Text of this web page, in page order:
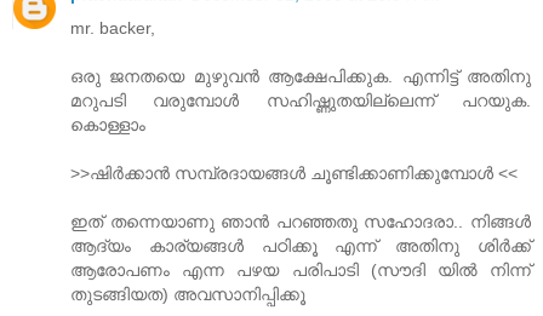
mr. backer,
ഒരു ജനതയെ മുഴുവന്‍ ആക്ഷേപിക്കുക. എന്നിട്ട്‌ അതിനു
മറുപടി വരുമ്പോള്‍ സഹിഷ്ണുതയില്ലെന്ന് പറയുക.
കൊള്ളാം
>>ഷിര്‍ക്കാന്‍ സമ്പ്രദായങ്ങള്‍ ചൂണ്ടിക്കാണിക്കുമ്പോള്‍ <<
ഇത്‌ തന്നെയാണു ഞാന്‍ പറഞ്ഞതു സഹോദരാ.. നിങ്ങള്‍
ആദ്യം കാര്യങ്ങള്‍ പഠിക്കൂ എന്ന് അതിനു ശിര്‍ക്ക്‌
ആരോപണം എന്ന പഴയ പരിപാടി (സൗദി യില്‍ നിന്ന്
തുടങ്ങിയത) അവസാനിപ്പിക്കൂ